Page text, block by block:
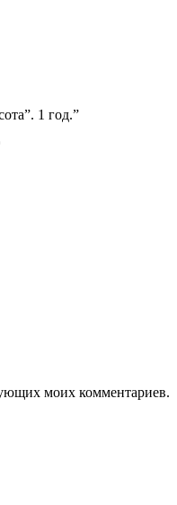
1 год.”
моих комментариев.